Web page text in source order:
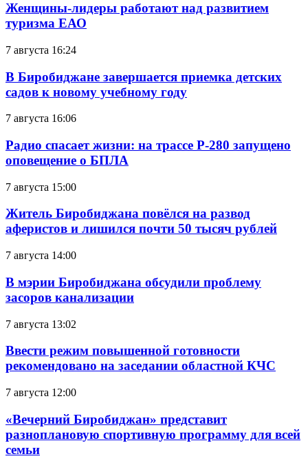
Женщины-лидеры работают над развитием
туризма ЕАО
7 августа 16:24
В Биробиджане завершается приемка детских
садов к новому учебному году
7 августа 16:06
Радио спасает жизни: на трассе Р-280 запущено
оповещение о БПЛА
7 августа 15:00
Житель Биробиджана повёлся на развод
аферистов и лишился почти 50 тысяч рублей
7 августа 14:00
В мэрии Биробиджана обсудили проблему
засоров канализации
7 августа 13:02
Ввести режим повышенной готовности
рекомендовано на заседании областной КЧС
7 августа 12:00
«Вечерний Биробиджан» представит
разноплановую спортивную программу для всей
семьи